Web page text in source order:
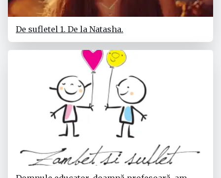
De sufletel 1. De la Natasha.